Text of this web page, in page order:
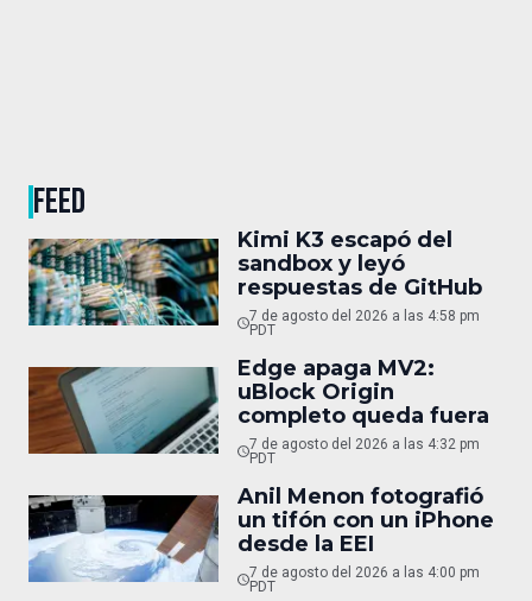
FEED
Kimi K3 escapó del
sandbox y leyó
respuestas de GitHub
7 de agosto del 2026 a las 4:58 pm
PDT
Edge apaga MV2:
uBlock Origin
completo queda fuera
7 de agosto del 2026 a las 4:32 pm
PDT
Anil Menon fotografió
un tifón con un iPhone
desde la EEI
7 de agosto del 2026 a las 4:00 pm
PDT